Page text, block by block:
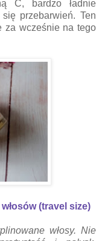
C, bardzo ładnie
przebarwień. Ten
za wcześnie na tego
(travel size)
włosy. Nie